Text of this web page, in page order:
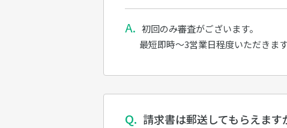
初回のみ審査がございます。
最短即時～3営業日程度いただきます
請求書は郵送してもらえます